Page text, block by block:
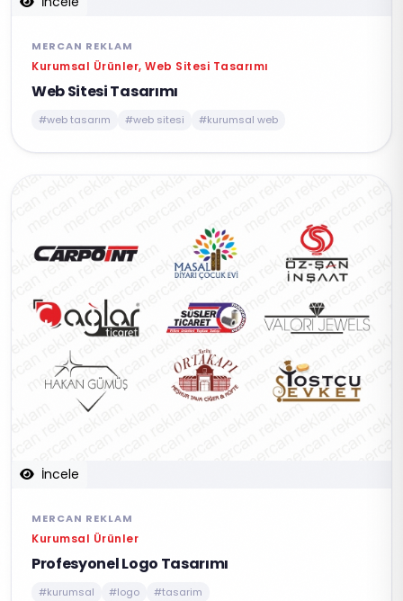
MERCAN REKLAM
Kurumsal Ürünler, Web Sitesi Tasarımı
Web Sitesi Tasarımı
#web tasarım #web sitesi #kurumsal web
İncele
MERCAN REKLAM
Kurumsal Ürünler
Profesyonel Logo Tasarımı
#kurumsal #logo #tasarim